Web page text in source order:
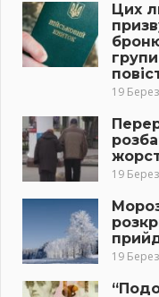
Цих
групи
19
19
19